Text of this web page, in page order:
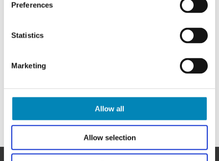
Preferences
Statistics
Marketing
Allow all
Allow selection